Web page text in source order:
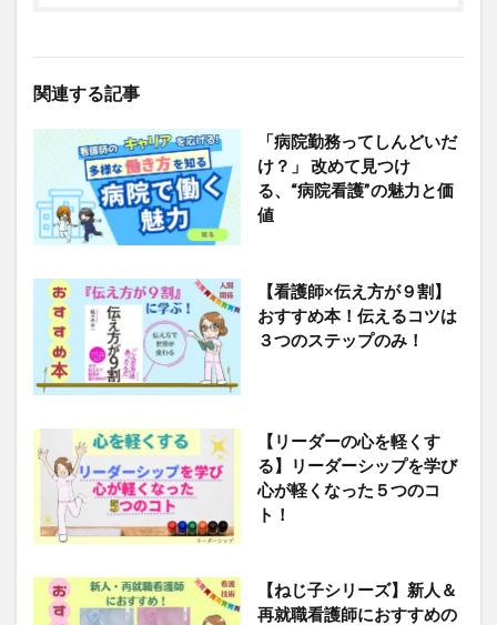
関連する記事
「病院勤務ってしんどいだ
け？」 改めて見つけ
る、“病院看護”の魅力と価
値
【看護師×伝え方が９割】
おすすめ本！伝えるコツは
３つのステップのみ！
【リーダーの心を軽くす
る】リーダーシップを学び
心が軽くなった５つのコ
ト！
【ねじ子シリーズ】新人＆
再就職看護師におすすめの